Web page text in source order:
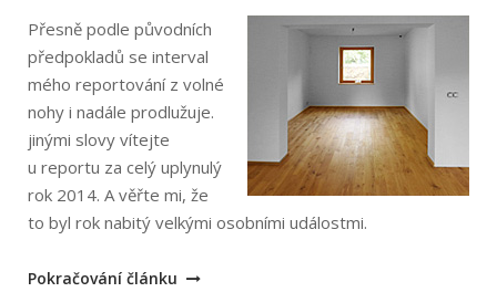
Přesně podle původních
předpokladů se interval
mého reportování z volné
nohy i nadále prodlužuje.
jinými slovy vítejte
u reportu za celý uplynulý
rok 2014. A věřte mi, že
to byl rok nabitý velkými osobními událostmi.
„Rok
Pokračování článku